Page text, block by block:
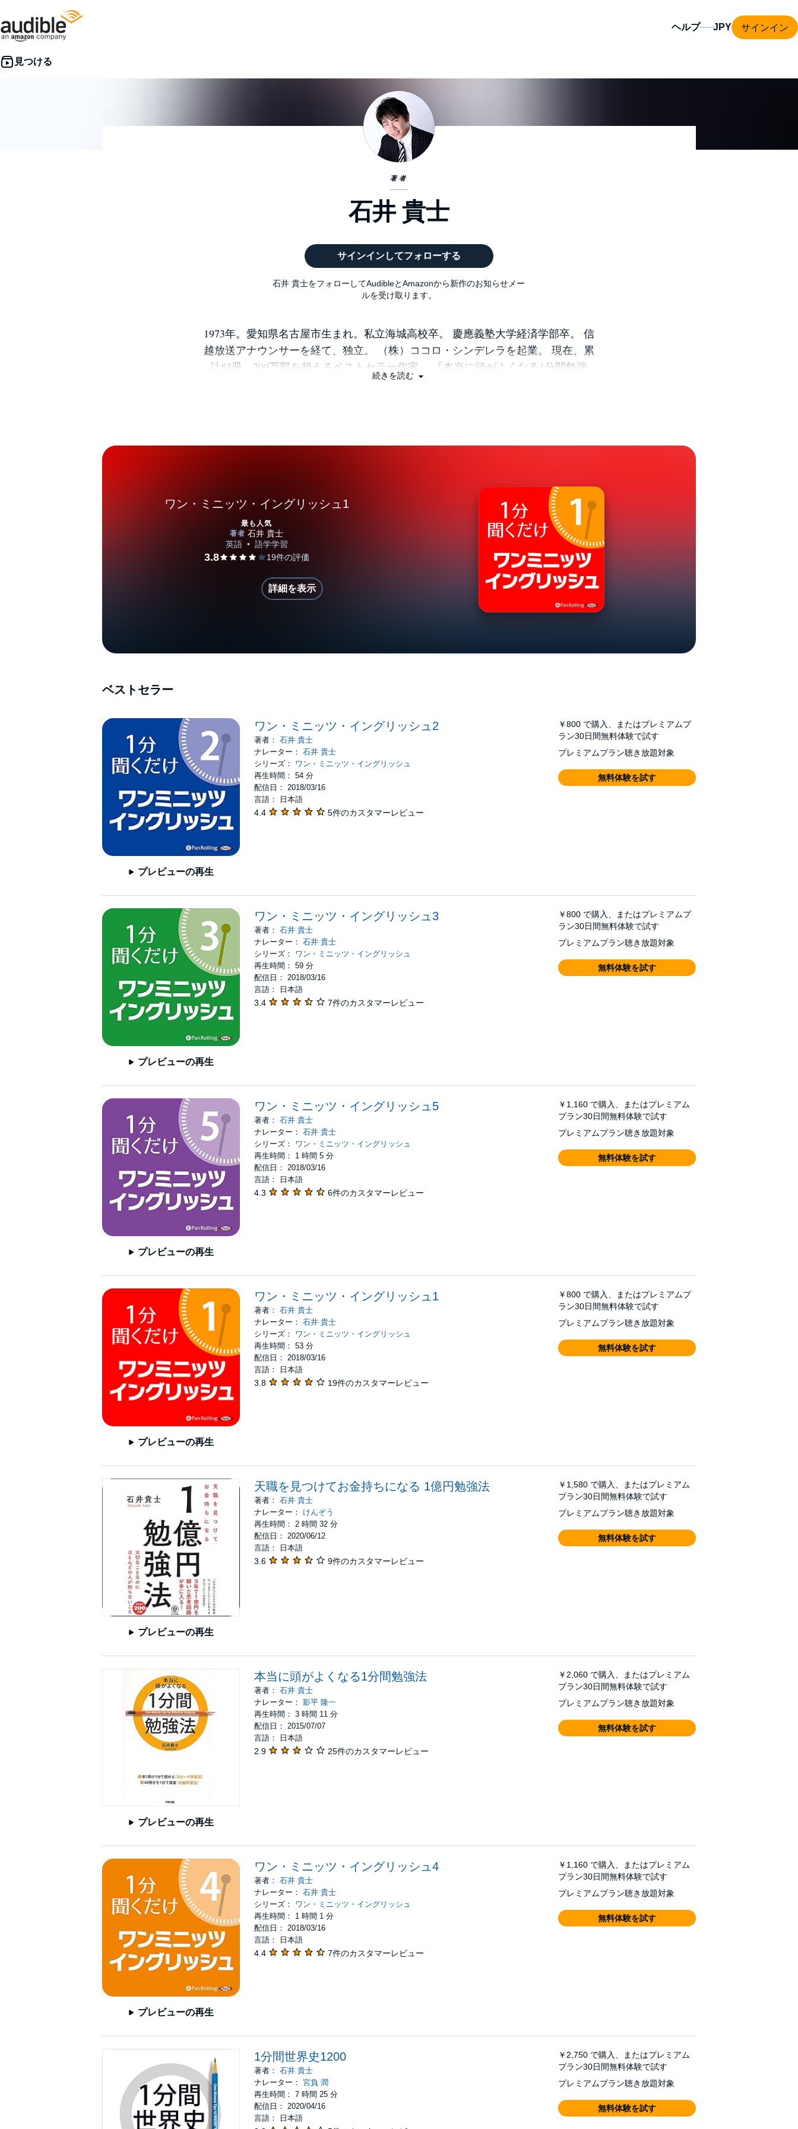
ヘルプ サインイン
著者
石井 貴士
サインインしてフォローする
石井 貴士をフォローしてAudibleとAmazonから新作のお知らせメー
ルを受け取ります。
1973年。愛知県名古屋市生まれ。私立海城高校卒。 慶應義塾大学経済学部卒。 信
越放送アナウンサーを経て、独立。 （株）ココロ・シンデレラを起業。 現在、累
計83冊、200万部を超えるベストセラー作家。 『本当に頭がよくなる1分間勉強
法』（中経出版）は、57万部を突破。 2009年度のビジネス書ランキングで、年間
などがある。
続きを読む
ワン・ミニッツ・イングリッシュ1
最も人気
詳細を表示
ベストセラー
プレビューの再生
ワン・ミニッツ・イングリッシュ2
著者： 石井 貴士
ナレーター： 石井 貴士
シリーズ： ワン・ミニッツ・イングリッシュ
再生時間： 54 分
配信日： 2018/03/16
言語： 日本語
4.4 5件のカスタマーレビュー
￥800 で購入、またはプレミアムプ
ラン30日間無料体験で試す
プレミアムプラン聴き放題対象
無料体験を試す
プレビューの再生
ワン・ミニッツ・イングリッシュ3
著者： 石井 貴士
ナレーター： 石井 貴士
シリーズ： ワン・ミニッツ・イングリッシュ
再生時間： 59 分
配信日： 2018/03/16
言語： 日本語
3.4 7件のカスタマーレビュー
￥800 で購入、またはプレミアムプ
ラン30日間無料体験で試す
プレミアムプラン聴き放題対象
無料体験を試す
プレビューの再生
ワン・ミニッツ・イングリッシュ5
著者： 石井 貴士
ナレーター： 石井 貴士
シリーズ： ワン・ミニッツ・イングリッシュ
再生時間： 1 時間 5 分
配信日： 2018/03/16
言語： 日本語
4.3 6件のカスタマーレビュー
￥1,160 で購入、またはプレミアム
プラン30日間無料体験で試す
プレミアムプラン聴き放題対象
無料体験を試す
プレビューの再生
ワン・ミニッツ・イングリッシュ1
著者： 石井 貴士
ナレーター： 石井 貴士
シリーズ： ワン・ミニッツ・イングリッシュ
再生時間： 53 分
配信日： 2018/03/16
言語： 日本語
3.8 19件のカスタマーレビュー
￥800 で購入、またはプレミアムプ
ラン30日間無料体験で試す
プレミアムプラン聴き放題対象
無料体験を試す
プレビューの再生
天職を見つけてお金持ちになる 1億円勉強法
著者： 石井 貴士
ナレーター： けんぞう
再生時間： 2 時間 32 分
配信日： 2020/06/12
言語： 日本語
3.6 9件のカスタマーレビュー
￥1,580 で購入、またはプレミアム
プラン30日間無料体験で試す
プレミアムプラン聴き放題対象
無料体験を試す
プレビューの再生
本当に頭がよくなる1分間勉強法
著者： 石井 貴士
ナレーター： 影平 隆一
再生時間： 3 時間 11 分
配信日： 2015/07/07
言語： 日本語
2.9 25件のカスタマーレビュー
￥2,060 で購入、またはプレミアム
プラン30日間無料体験で試す
プレミアムプラン聴き放題対象
無料体験を試す
プレビューの再生
ワン・ミニッツ・イングリッシュ4
著者： 石井 貴士
ナレーター： 石井 貴士
シリーズ： ワン・ミニッツ・イングリッシュ
再生時間： 1 時間 1 分
配信日： 2018/03/16
言語： 日本語
4.4 7件のカスタマーレビュー
￥1,160 で購入、またはプレミアム
プラン30日間無料体験で試す
プレミアムプラン聴き放題対象
無料体験を試す
1分間世界史1200
著者： 石井 貴士
ナレーター： 宮負 潤
再生時間： 7 時間 25 分
配信日： 2020/04/16
言語： 日本語
￥2,750 で購入、またはプレミアム
プラン30日間無料体験で試す
プレミアムプラン聴き放題対象
無料体験を試す